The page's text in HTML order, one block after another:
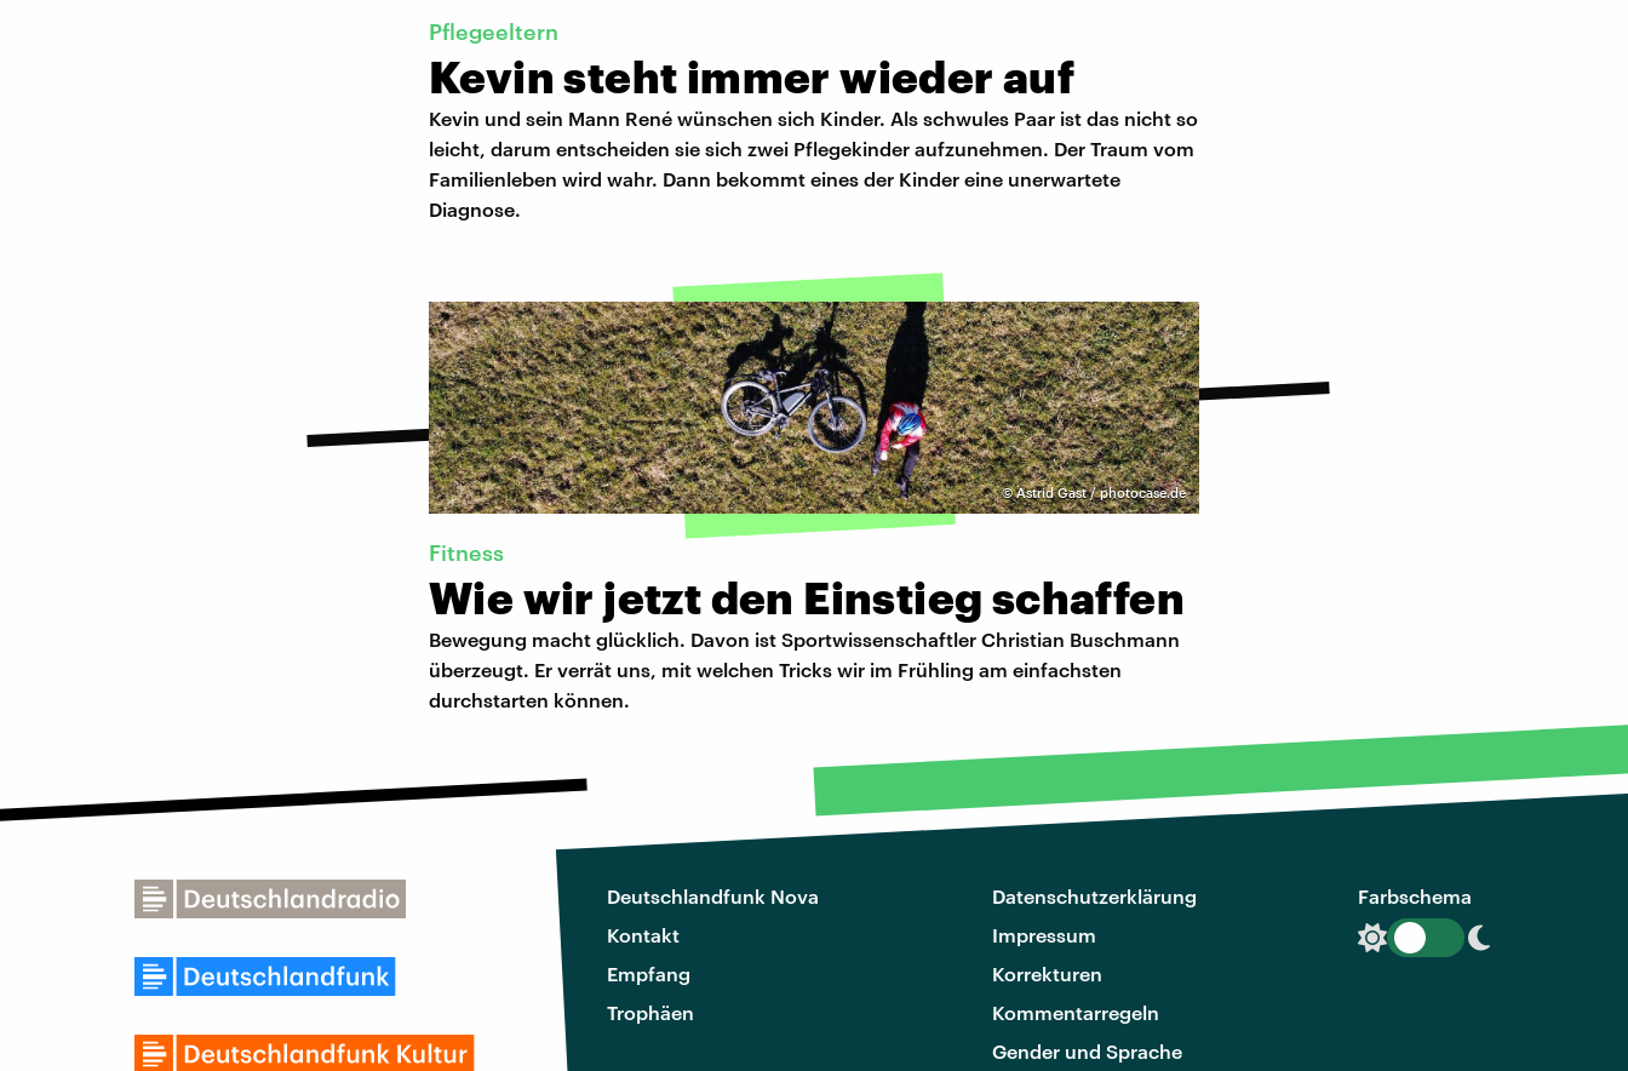
Pflegeeltern
Kevin steht immer wieder auf
Kevin und sein Mann René wünschen sich Kinder. Als schwules Paar ist das nicht so
leicht, darum entscheiden sie sich zwei Pflegekinder aufzunehmen. Der Traum vom
Familienleben wird wahr. Dann bekommt eines der Kinder eine unerwartete
Diagnose.
©Astrid Gast / photocase.de
Fitness
Wie wir jetzt den Einstieg schaffen
Bewegung macht glücklich. Davon ist Sportwissenschaftler Christian Buschmann
überzeugt. Er verrät uns, mit welchen Tricks wir im Frühling am einfachsten
durchstarten können.
Deutschlandfunk Nova
Kontakt
Empfang
Trophäen
Datenschutzerklärung
Impressum
Korrekturen
Kommentarregeln
Gender und Sprache
Farbschema